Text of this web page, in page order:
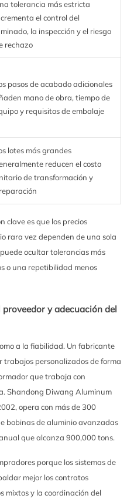
tolerancia más estricta
el control del
la inspección y el riesgo
rechazo
pasos de acabado adicionales
mano de obra, tiempo de
y requisitos de embalaje
lotes más grandes
reducen el costo
de transformación y
clave es que los precios
rara vez dependen de una sola
ocultar tolerancias más
o una repetibilidad menos
y adecuación del
a la fiabilidad. Un fabricante
personalizados de forma
que trabaja con
Shandong Diwang Aluminum
opera con más de 300
bobinas de aluminio avanzadas
que alcanza 900,000 tons.
porque los sistemas de
mejor los contratos
mixtos y la coordinación del